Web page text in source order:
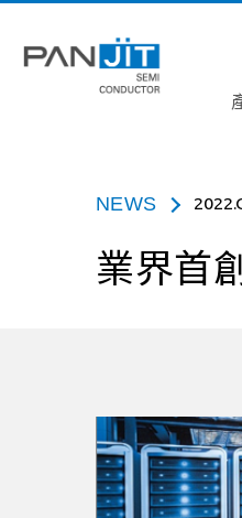
NEWS
業界首